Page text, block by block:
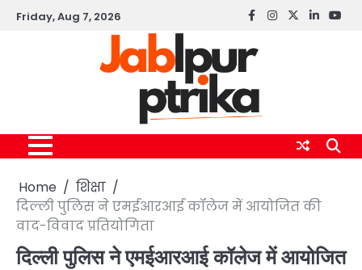
SkipFriday, Aug 7, 2026 Facebook
instagram
twitterlinkedin
Home
शिक्षा
दिल्ली पुलिस ने एमईआरआई कॉलेज में आयोजित की
वाद-विवाद प्रतियोगिता
दिल्ली पुलिस ने एमईआरआई कॉलेज में आयोजित